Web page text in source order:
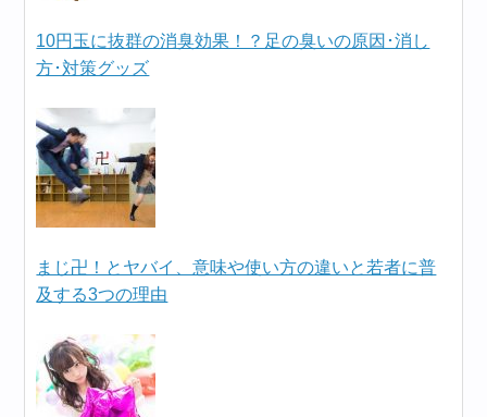
10円玉に抜群の消臭効果！？足の臭いの原因･消し
方･対策グッズ
まじ卍！とヤバイ、意味や使い方の違いと若者に普
及する3つの理由